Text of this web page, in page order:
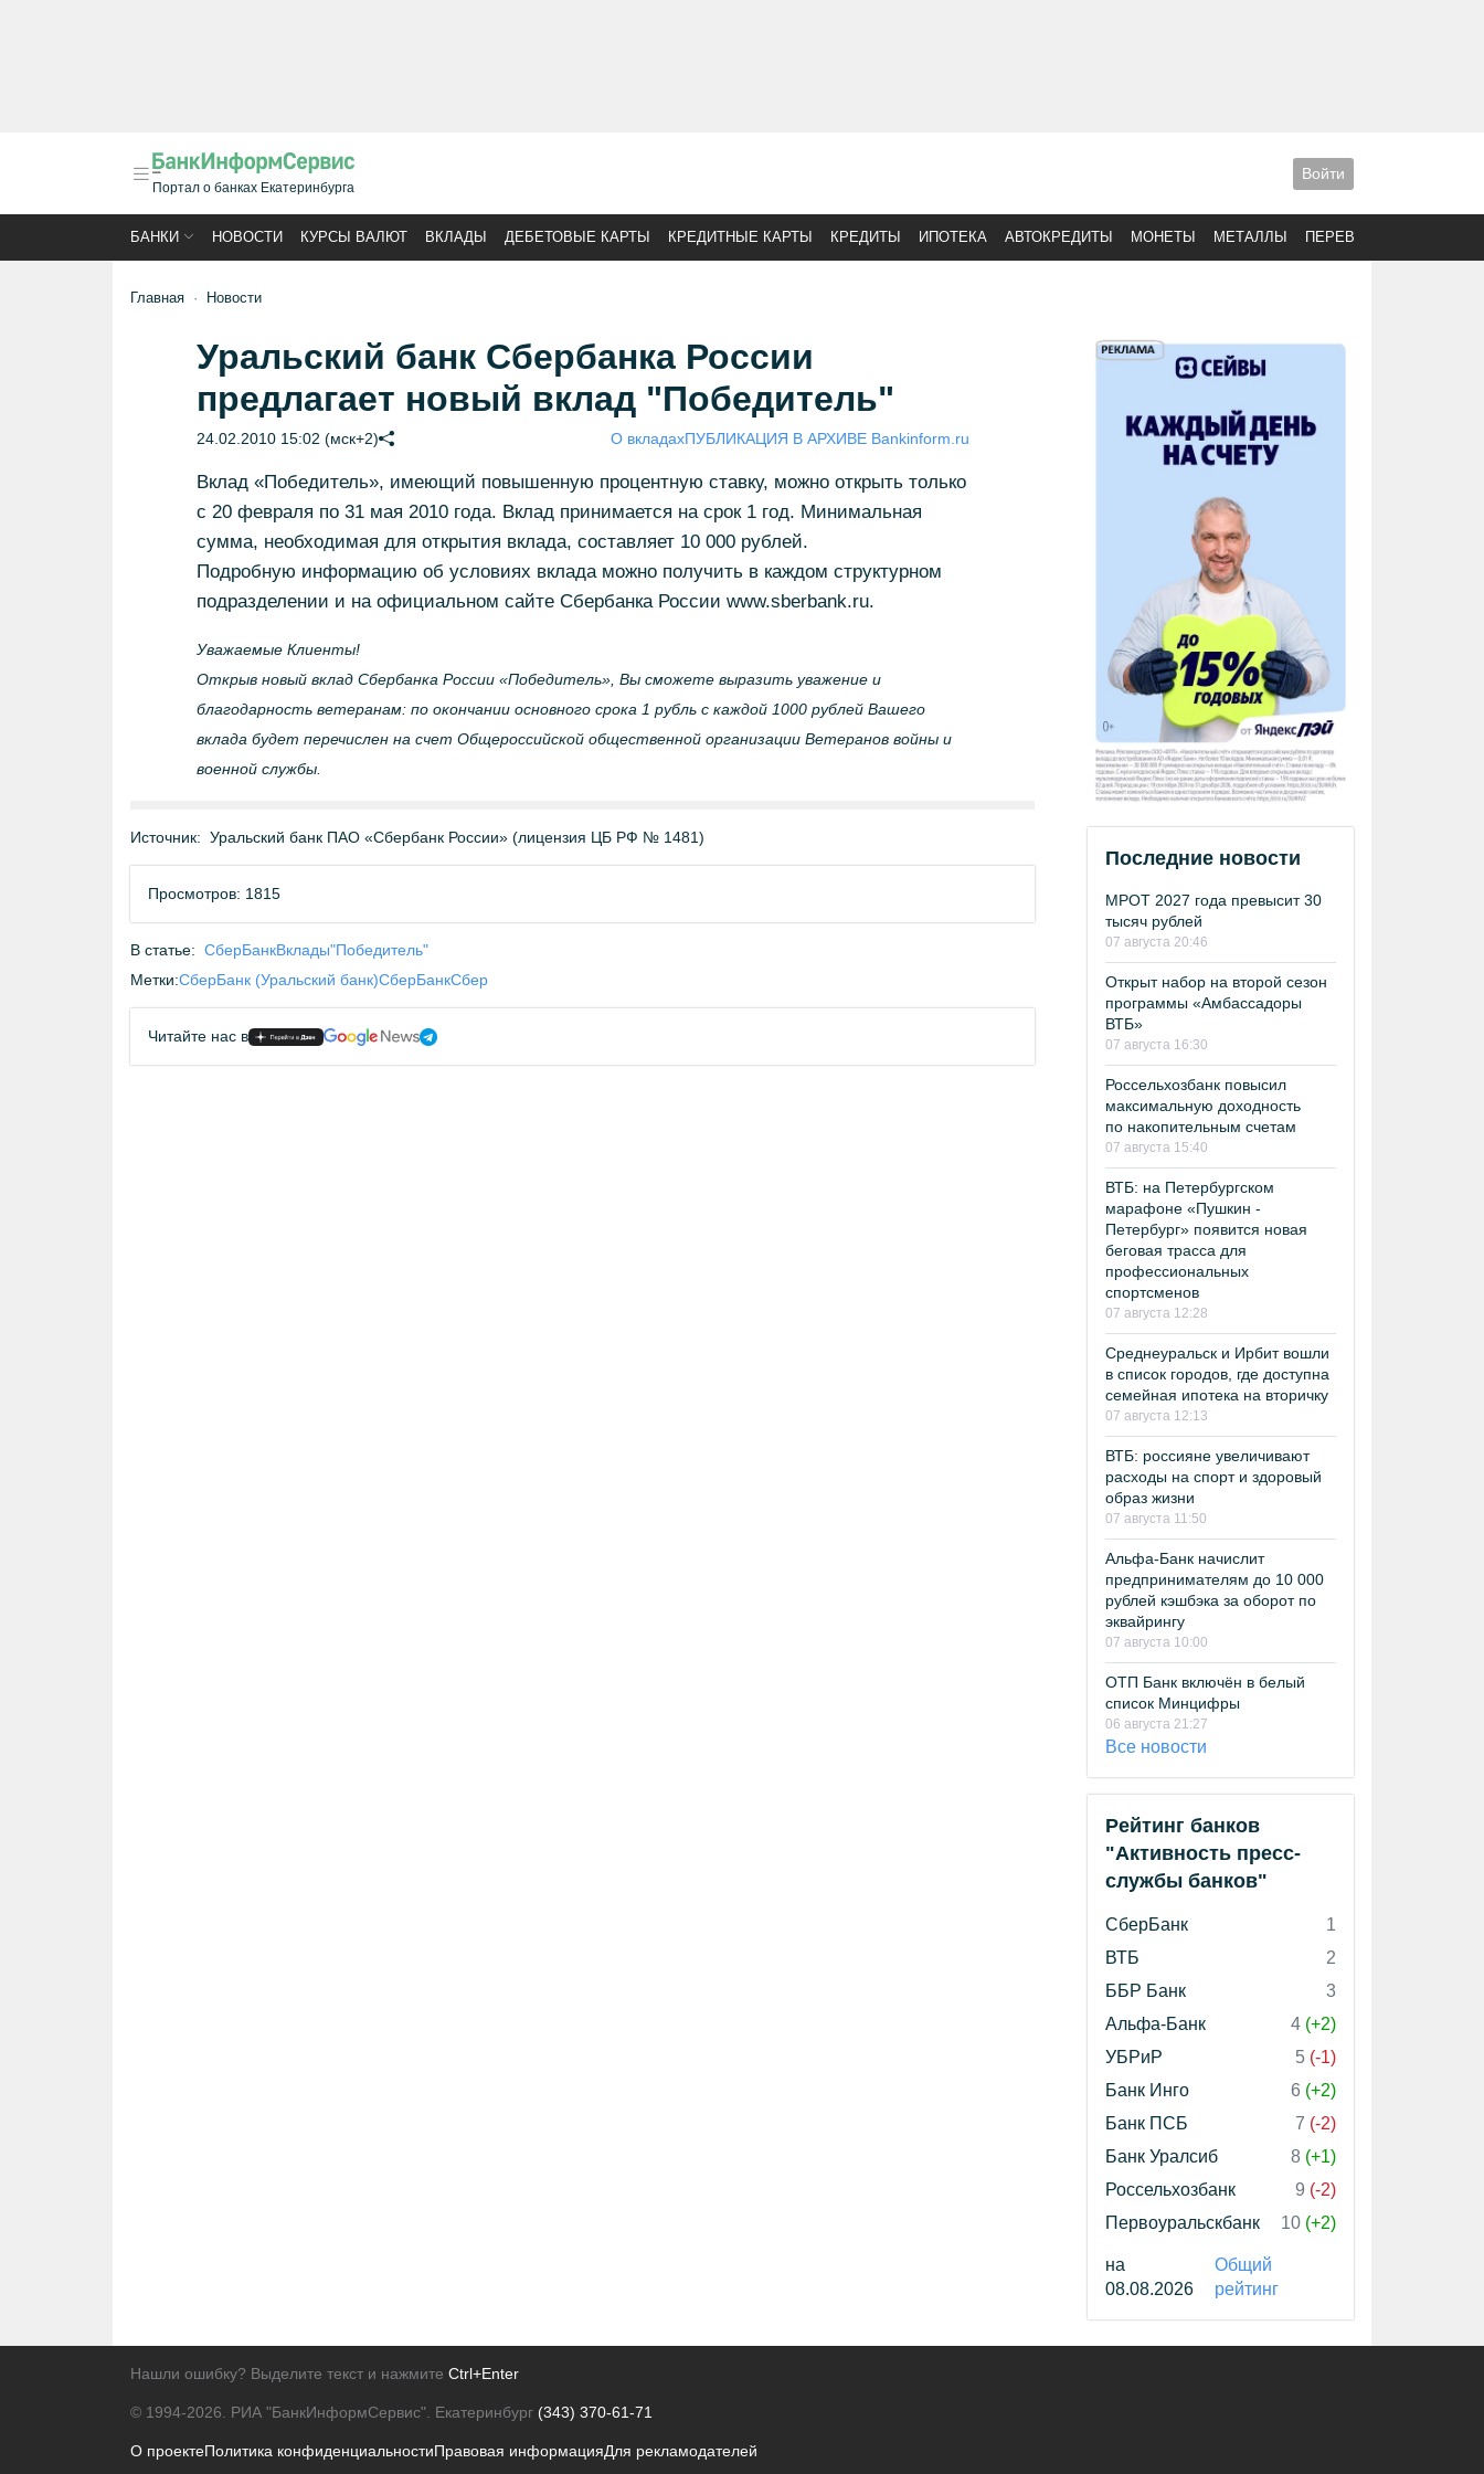
Портал о банках Екатеринбурга
Войти
БАНКИ НОВОСТИ КУРСЫ ВАЛЮТ ВКЛАДЫ ДЕБЕТОВЫЕ КАРТЫ КРЕДИТНЫЕ КАРТЫ КРЕДИТЫ ИПОТЕКА АВТОКРЕДИТЫ МОНЕТЫ МЕТАЛЛЫ ПЕРЕВОДЫ
Главная Новости
Уральский банк Сбербанка России
предлагает новый вклад "Победитель"
24.02.2010 15:02 (мск+2) О вкладахПУБЛИКАЦИЯ В АРХИВЕ Bankinform.ru
Вклад «Победитель», имеющий повышенную процентную ставку, можно открыть только
с 20 февраля по 31 мая 2010 года. Вклад принимается на срок 1 год. Минимальная
сумма, необходимая для открытия вклада, составляет 10 000 рублей.
Подробную информацию об условиях вклада можно получить в каждом структурном
подразделении и на официальном сайте Сбербанка России www.sberbank.ru.
Уважаемые Клиенты!
Открыв новый вклад Сбербанка России «Победитель», Вы сможете выразить уважение и
благодарность ветеранам: по окончании основного срока 1 рубль с каждой 1000 рублей Вашего
вклада будет перечислен на счет Общероссийской общественной организации Ветеранов войны и
военной службы.
Источник: Уральский банк ПАО «Сбербанк России» (лицензия ЦБ РФ № 1481)
Просмотров: 1815
В статье: СберБанкВклады"Победитель"
Метки:СберБанк (Уральский банк)СберБанкСбер
Читайте нас в
Последние новости
МРОТ 2027 года превысит 30
тысяч рублей
07 августа 20:46
Открыт набор на второй сезон
программы «Амбассадоры
ВТБ»
07 августа 16:30
Россельхозбанк повысил
максимальную доходность
по накопительным счетам
07 августа 15:40
ВТБ: на Петербургском
марафоне «Пушкин -
Петербург» появится новая
беговая трасса для
профессиональных
спортсменов
07 августа 12:28
Среднеуральск и Ирбит вошли
в список городов, где доступна
семейная ипотека на вторичку
07 августа 12:13
ВТБ: россияне увеличивают
расходы на спорт и здоровый
образ жизни
07 августа 11:50
Альфа-Банк начислит
предпринимателям до 10 000
рублей кэшбэка за оборот по
эквайрингу
07 августа 10:00
ОТП Банк включён в белый
список Минцифры
06 августа 21:27
Все новости
Рейтинг банков
"Активность пресс-
службы банков"
СберБанк
1
ВТБ
2
ББР Банк
3
Альфа-Банк
4 (+2)
УБРиР
5 (-1)
Банк Инго
6 (+2)
Банк ПСБ
7 (-2)
Банк Уралсиб
8 (+1)
Россельхозбанк
9 (-2)
Первоуральскбанк
10 (+2)
на
08.08.2026
Общий
рейтинг
Нашли ошибку? Выделите текст и нажмите Ctrl+Enter
© 1994-2026. РИА "БанкИнформСервис". Екатеринбург (343) 370-61-71
О проектеПолитика конфиденциальностиПравовая информацияДля рекламодателей